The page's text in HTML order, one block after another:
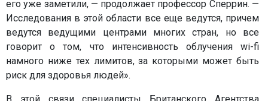
его уже заметили, — продолжает профессор Сперрин. —
Исследования в этой области все еще ведутся, причем
ведутся ведущими центрами многих стран, но все
говорит о том, что интенсивность облучения wi-fi
намного ниже тех лимитов, за которыми может быть
риск для здоровья людей».